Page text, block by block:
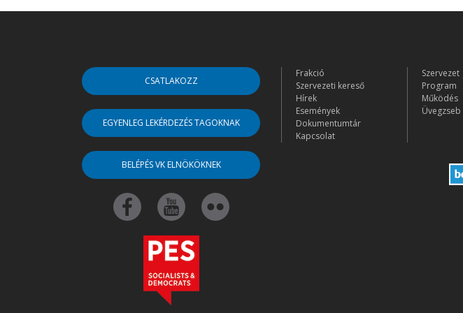
CSATLAKOZZ
EGYENLEG LEKÉRDEZÉS TAGOKNAK
BELÉPÉS VK ELNÖKÖKNEK
Frakció
Szervezeti kereső
Hírek
Események
Dokumentumtár
Kapcsolat
Szervezet
Program
Működés
Üvegzseb